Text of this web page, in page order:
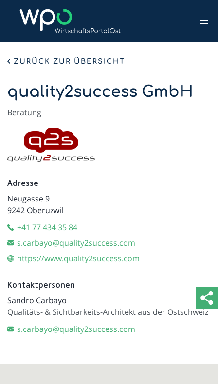
ZURÜCK ZUR ÜBERSICHT
quality2success GmbH
Beratung
Adresse
Neugasse 9
9242 Oberuzwil
+41 77 434 35 84
s.carbayo@quality2success.com
https://www.quality2success.com
Kontaktpersonen
Sandro Carbayo
Qualitäts- & Sichtbarkeits-Architekt aus der Ostschweiz
s.carbayo@quality2success.com